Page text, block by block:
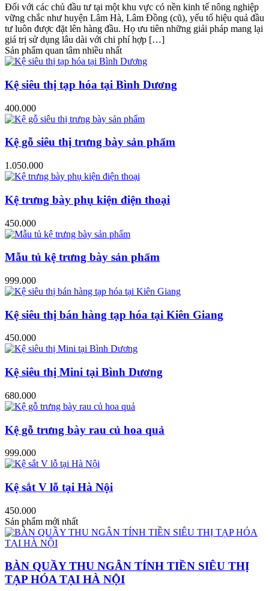
Đối với các chủ đầu tư tại một khu vực có nền kinh tế nông nghiệp
vững chắc như huyện Lâm Hà, Lâm Đồng (cũ), yếu tố hiệu quả đầu
tư luôn được đặt lên hàng đầu. Họ ưu tiên những giải pháp mang lại
giá trị sử dụng lâu dài với chi phí hợp […]
Sản phẩm quan tâm nhiều nhất
Kệ siêu thị tạp hóa tại Bình Dương
400.000
Kệ gỗ siêu thị trưng bày sản phẩm
1.050.000
Kệ trưng bày phụ kiện điện thoại
450.000
Mẫu tủ kệ trưng bày sản phẩm
999.000
Kệ siêu thị bán hàng tạp hóa tại Kiên Giang
450.000
Kệ siêu thị Mini tại Bình Dương
680.000
Kệ gỗ trưng bày rau củ hoa quả
999.000
Kệ sắt V lỗ tại Hà Nội
450.000
Sản phẩm mới nhất
BÀN QUẦY THU NGÂN TÍNH TIỀN SIÊU THỊ
TẠP HÓA TẠI HÀ NỘI